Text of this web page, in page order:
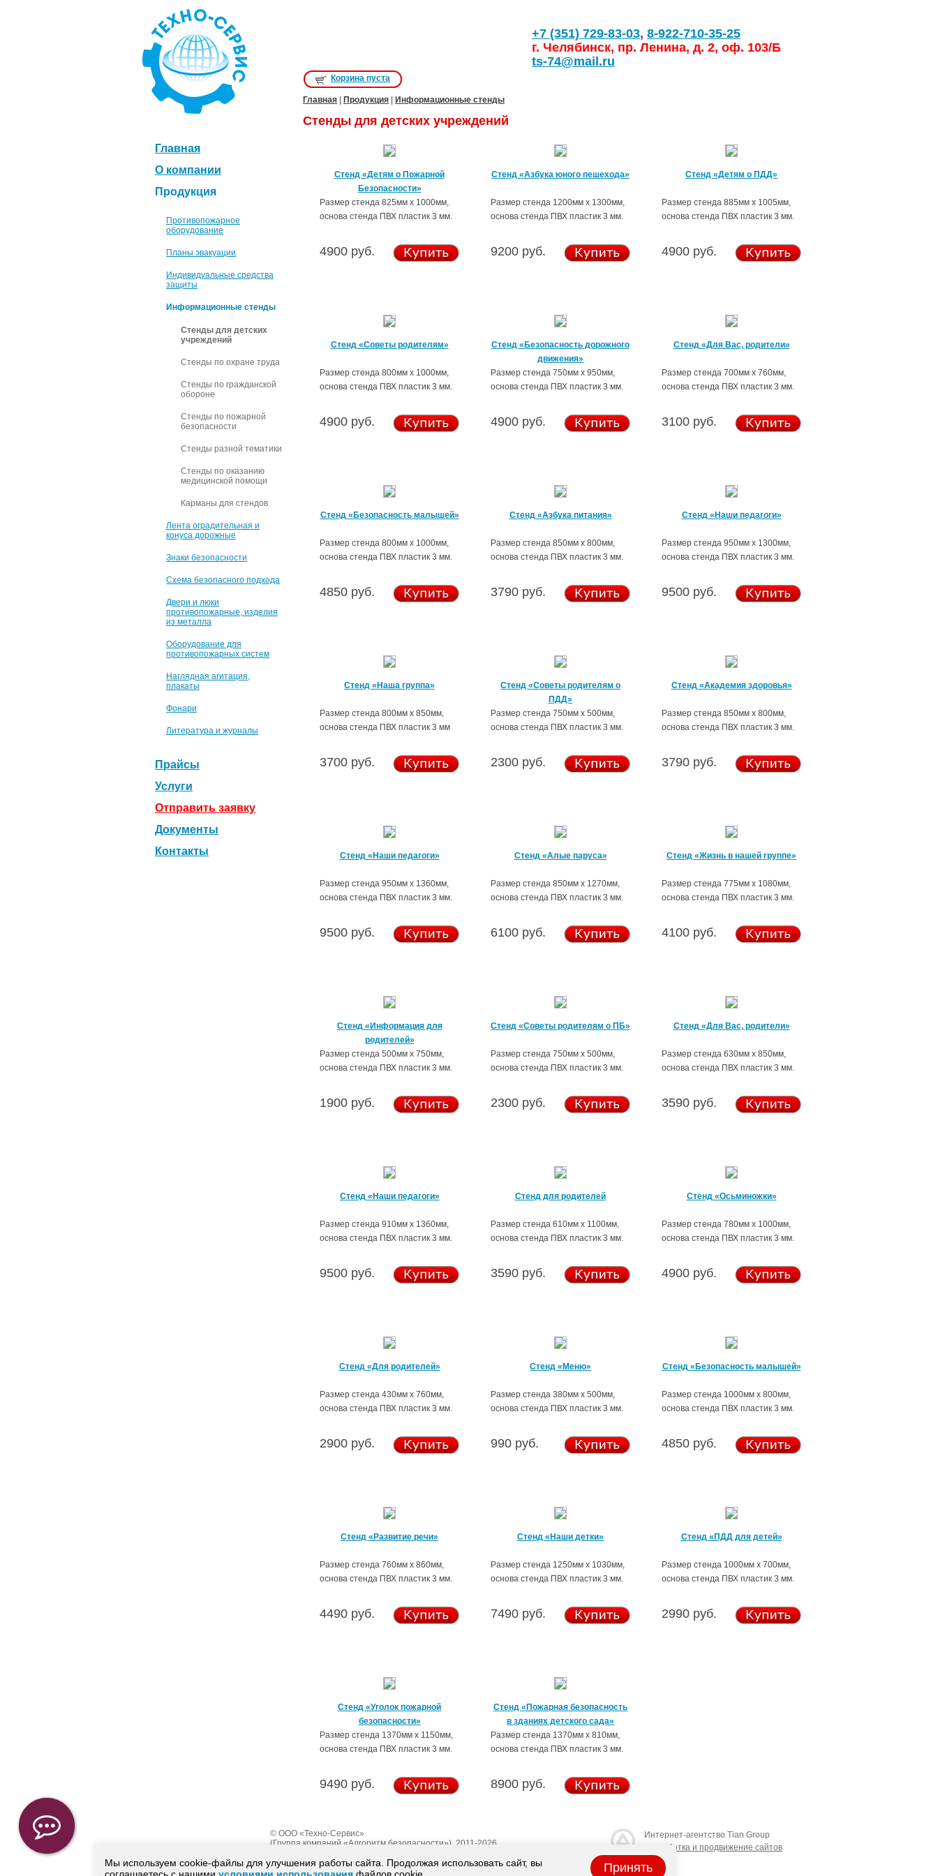
Корзина пуста
+7 (351) 729-83-03, 8-922-710-35-25
г. Челябинск, пр. Ленина, д. 2, оф. 103/Б
ts-74@mail.ru
Главная
О компании
Продукция
Противопожарное
оборудование
Планы эвакуации
Индивидуальные средства
защиты
Информационные стенды
Стенды для детских
учреждений
Стенды по охране труда
Стенды по гражданской
обороне
Стенды по пожарной
безопасности
Стенды разной тематики
Стенды по оказанию
медицинской помощи
Карманы для стендов
Лента оградительная и
конуса дорожные
Знаки безопасности
Схема безопасного подхода
Двери и люки
противопожарные, изделия
из металла
Оборудование для
противопожарных систем
Наглядная агитация,
плакаты
Фонари
Литература и журналы
Прайсы
Услуги
Отправить заявку
Документы
Контакты
Главная Продукция Информационные стенды
Стенды для детских учреждений
Стенд «Детям о Пожарной
Безопасности»
Размер стенда 825мм х 1000мм,
основа стенда ПВХ пластик 3 мм.
4900 руб.
Стенд «Азбука юного пешехода»
Размер стенда 1200мм х 1300мм,
основа стенда ПВХ пластик 3 мм.
9200 руб.
Стенд «Детям о ПДД»
Размер стенда 885мм х 1005мм,
основа стенда ПВХ пластик 3 мм.
4900 руб.
Стенд «Советы родителям»
Размер стенда 800мм х 1000мм,
основа стенда ПВХ пластик 3 мм.
4900 руб.
Стенд «Безопасность дорожного
движения»
Размер стенда 750мм х 950мм,
основа стенда ПВХ пластик 3 мм.
4900 руб.
Стенд «Для Вас, родители»
Размер стенда 700мм х 760мм,
основа стенда ПВХ пластик 3 мм.
3100 руб.
Стенд «Безопасность малышей»
Размер стенда 800мм х 1000мм,
основа стенда ПВХ пластик 3 мм.
4850 руб.
Стенд «Азбука питания»
Размер стенда 850мм х 800мм,
основа стенда ПВХ пластик 3 мм.
3790 руб.
Стенд «Наши педагоги»
Размер стенда 950мм х 1300мм,
основа стенда ПВХ пластик 3 мм.
9500 руб.
Стенд «Наша группа»
Размер стенда 800мм х 850мм,
основа стенда ПВХ пластик 3 мм
3700 руб.
Стенд «Советы родителям о
ПДД»
Размер стенда 750мм х 500мм,
основа стенда ПВХ пластик 3 мм.
2300 руб.
Стенд «Академия здоровья»
Размер стенда 850мм х 800мм,
основа стенда ПВХ пластик 3 мм.
3790 руб.
Стенд «Наши педагоги»
Размер стенда 950мм х 1360мм,
основа стенда ПВХ пластик 3 мм.
9500 руб.
Стенд «Алые паруса»
Размер стенда 850мм х 1270мм,
основа стенда ПВХ пластик 3 мм.
6100 руб.
Стенд «Жизнь в нашей группе»
Размер стенда 775мм х 1080мм,
основа стенда ПВХ пластик 3 мм.
4100 руб.
Стенд «Информация для
родителей»
Размер стенда 500мм х 750мм,
основа стенда ПВХ пластик 3 мм.
1900 руб.
Стенд «Советы родителям о ПБ»
Размер стенда 750мм х 500мм,
основа стенда ПВХ пластик 3 мм.
2300 руб.
Стенд «Для Вас, родители»
Размер стенда 630мм х 850мм,
основа стенда ПВХ пластик 3 мм.
3590 руб.
Стенд «Наши педагоги»
Размер стенда 910мм х 1360мм,
основа стенда ПВХ пластик 3 мм.
9500 руб.
Стенд для родителей
Размер стенда 610мм х 1100мм,
основа стенда ПВХ пластик 3 мм.
3590 руб.
Стенд «Осьминожки»
Размер стенда 780мм х 1000мм,
основа стенда ПВХ пластик 3 мм.
4900 руб.
Стенд «Для родителей»
Размер стенда 430мм х 760мм,
основа стенда ПВХ пластик 3 мм.
2900 руб.
Стенд «Меню»
Размер стенда 380мм х 500мм,
основа стенда ПВХ пластик 3 мм.
990 руб.
Стенд «Безопасность малышей»
Размер стенда 1000мм х 800мм,
основа стенда ПВХ пластик 3 мм.
4850 руб.
Стенд «Развитие речи»
Размер стенда 760мм х 860мм,
основа стенда ПВХ пластик 3 мм.
4490 руб.
Стенд «Наши детки»
Размер стенда 1250мм х 1030мм,
основа стенда ПВХ пластик 3 мм.
7490 руб.
Стенд «ПДД для детей»
Размер стенда 1000мм х 700мм,
основа стенда ПВХ пластик 3 мм.
2990 руб.
Стенд «Уголок пожарной
безопасности»
Размер стенда 1370мм х 1150мм,
основа стенда ПВХ пластик 3 мм.
9490 руб.
Стенд «Пожарная безопасность
в зданиях детского сада»
Размер стенда 1370мм х 810мм,
основа стенда ПВХ пластик 3 мм.
8900 руб.
© ООО «Техно-Сервис»
(Группа компаний «Алгоритм безопасности»), 2011-2026
Интернет-агентство Tian Group
разработка и продвижение сайтов
Мы используем cookie-файлы для улучшения работы сайта. Продолжая использовать сайт, вы
соглашаетесь с нашими условиями использования файлов cookie. Принять